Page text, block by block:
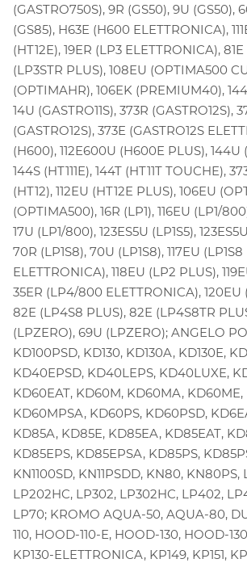
(GASTRO750S), 9R (GS50), 9U (GS50),
(GS85), H63E (H600 ELETTRONICA),
(HT12E), 19ER (LP3 ELETTRONICA),
(LP3STR PLUS), 108EU (OPTIMA500
(OPTIMAHR), 106EK (PREMIUM40),
14U (GASTRO11S), 373R (GASTRO12S),
(GASTRO12S), 373E (GASTRO12S
(H600), 112E600U (H600E PLUS), 144U
144S (HT111E), 144T (HT11T TOUCHE),
(HT12), 112EU (HT12E PLUS), 106EU
(OPTIMA500), 16R (LP1), 116EU (LP1/
17U (LP1/800), 123ES5U (LP1S5),
70R (LP1S8), 70U (LP1S8), 117EU
ELETTRONICA), 118EU (LP2 PLUS),
35ER (LP4/800 ELETTRONICA), 120EU
82E (LP4S8 PLUS), 82E (LP4S8TR
(LPZERO), 69U (LPZERO); ANGELO
KD100PSD, KD130, KD130A, KD130E,
KD40EPSD, KD40LEPS, KD40LUXE,
KD60EAT, KD60M, KD60MA, KD60ME,
KD60MPSA, KD60PS, KD60PSD,
KD85A, KD85E, KD85EA, KD85EAT,
KD85EPS, KD85EPSA, KD85PS,
KN1100SD, KN11PSDD, KN80, KN80PS,
LP202HC, LP302, LP302HC, LP402,
LP70; KROMO AQUA-50, AQUA-80,
110, HOOD-110-E, HOOD-130, HOOD-
KP130-ELETTRONICA, KP149, KP151,